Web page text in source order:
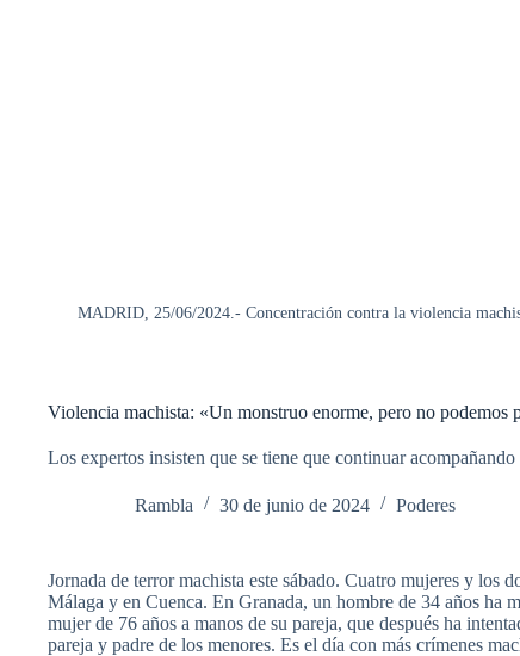
MADRID, 25/06/2024.- Concentración contra la violencia
Violencia machista: «Un monstruo enorme, pero no podemos
Los expertos insisten que se tiene que continuar
Rambla 30 de junio de 2024 Poderes
Jornada de terror machista este sábado. Cuatro mujeres y los
Málaga y en Cuenca. En Granada, un hombre de 34 años ha
mujer de 76 años a manos de su pareja, que después ha
pareja y padre de los menores. Es el día con más crímenes